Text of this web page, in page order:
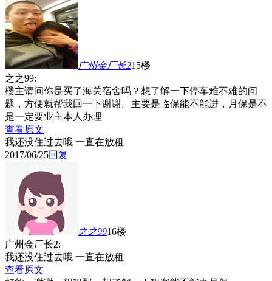
广州金厂长215楼
之之99:
楼主请问你是买了海关宿舍吗？想了解一下停车难不难的问
题，方便就帮我回一下谢谢。主要是临保能不能进，月保是不
是一定要业主本人办理
查看原文
我还没住过去哦 一直在放租
2017/06/25回复
之之9916楼
广州金厂长2:
我还没住过去哦 一直在放租
查看原文